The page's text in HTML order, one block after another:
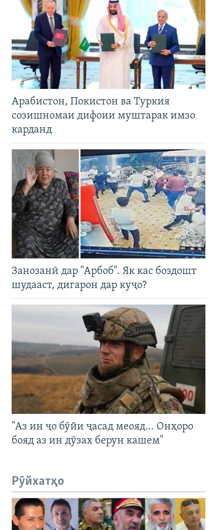
Арабистон, Покистон ва Туркия
созишномаи дифоии муштарак имзо
карданд
Занозанӣ дар "Арбоб". Як кас боздошт
шудааст, дигарон дар куҷо?
"Аз ин ҷо бӯйи ҷасад меояд… Онҳоро
бояд аз ин дӯзах берун кашем"
Рӯйхатҳо